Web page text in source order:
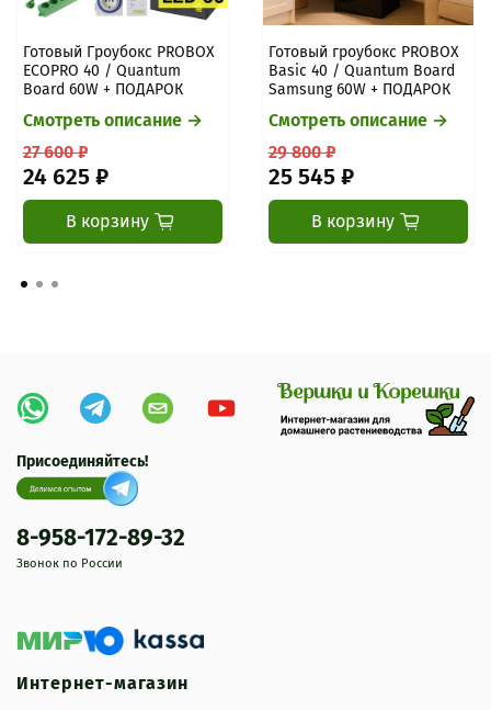
Готовый Гроубокс PROBOX
ECOPRO 40 / Quantum
Board 60W + ПОДАРОК
Смотреть описание →
27 600 ₽
24 625 ₽
В корзину
Готовый гроубокс PROBOX
Basic 40 / Quantum Board
Samsung 60W + ПОДАРОК
Смотреть описание →
29 800 ₽
25 545 ₽
В корзину
Интернет-магазин
Присоединяйтесь!
8-958-172-89-32
Звонок по России